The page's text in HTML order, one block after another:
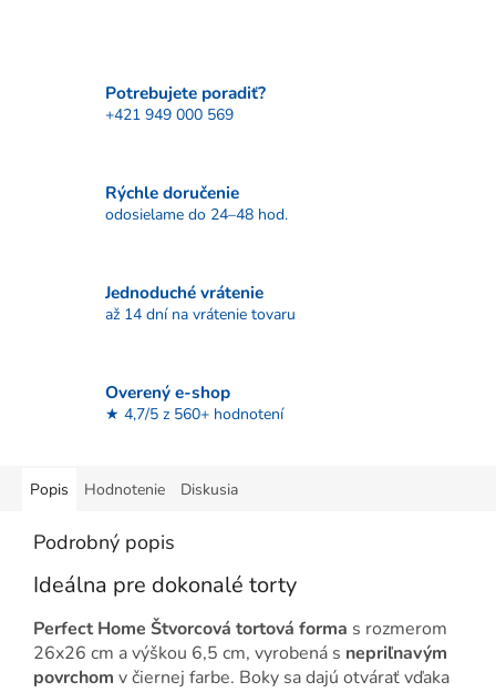
Potrebujete poradiť?
+421 949 000 569
Rýchle doručenie
odosielame do 24–48 hod.
Jednoduché vrátenie
až 14 dní na vrátenie tovaru
Overený e-shop
★ 4,7/5 z 560+ hodnotení
Popis Hodnotenie Diskusia
Podrobný popis
Ideálna pre dokonalé torty
Perfect Home Štvorcová tortová forma s rozmerom
26x26 cm a výškou 6,5 cm, vyrobená s nepriľnavým
povrchom v čiernej farbe. Boky sa dajú otvárať vďaka